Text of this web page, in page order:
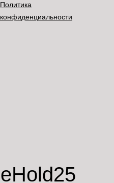
Политика
конфиденциальности